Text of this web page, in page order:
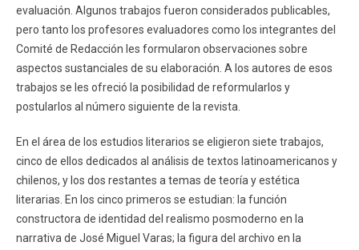
evaluación. Algunos trabajos fueron considerados publicables,
pero tanto los profesores evaluadores como los integrantes del
Comité de Redacción les formularon observaciones sobre
aspectos sustanciales de su elaboración. A los autores de esos
trabajos se les ofreció la posibilidad de reformularlos y
postularlos al número siguiente de la revista.
En el área de los estudios literarios se eligieron siete trabajos,
cinco de ellos dedicados al análisis de textos latinoamericanos y
chilenos, y los dos restantes a temas de teoría y estética
literarias. En los cinco primeros se estudian: la función
constructora de identidad del realismo posmoderno en la
narrativa de José Miguel Varas; la figura del archivo en la